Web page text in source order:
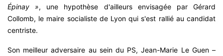
Épinay », une hypothèse d'ailleurs envisagée par Gérard
Collomb, le maire socialiste de Lyon qui s'est rallié au candidat
centriste.
Son meilleur adversaire au sein du PS, Jean-Marie Le Guen –